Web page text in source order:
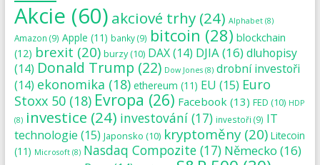
Akcie (60) akciové trhy(24) Alphabet(8)
Amazon (9) Apple (11) banky(9) bitcoin (28) blockchain
(12) brexit (20) burzy(10) DAX(14) DJIA (16)dluhopisy
(14) Donald Trump (22) Dow Jones(8) drobní investoři
(14) ekonomika (18) ethereum (11) EU (15) Euro
Stoxx 50(18) Evropa (26) Facebook (13) FED (10) HDP
(8) investice (24) investování(17) investoři (9) IT
technologie (15) Japonsko (10) kryptoměny(20) Litecoin
(11) Microsoft(8) Nasdaq Compozite(17) Německo (16)